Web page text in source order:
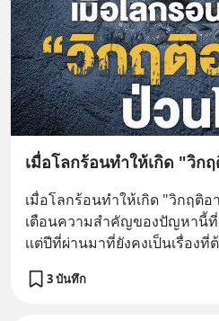
เมื่อโลกร้อนทำให้เกิด "วิก
เมื่อโลกร้อนทำให้เกิด "วิกฤติ
เตือนความสำคัญของปัญหานี้ที่
เเต่ปีที่ผ่านมาที่ยังคงเป็นเรื่องที่
3 บันทึก